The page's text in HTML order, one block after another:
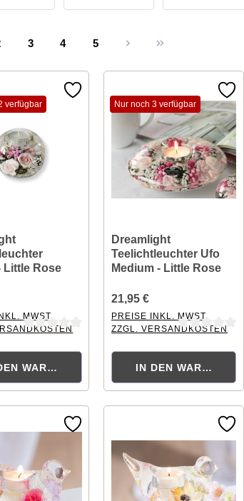
Seite
3
Seite
4
Seite
5
verfügbar
Little Rose
MWST.
WARENKORB
Nur noch 3 verfügbar
Dreamlight
Teelichtleuchter Ufo
Medium - Little Rose
21,95 €
PREISE INKL. MWST.
ZZGL. VERSANDKOSTEN
IN DEN WARENKORB